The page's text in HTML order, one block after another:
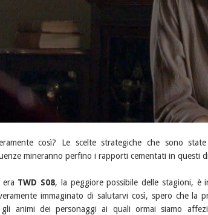
così? Le scelte strategiche che sono
mineranno perfino i rapporti cementati in questi
era TWD S08, la peggiore possibile delle stagioni, è
immaginato di salutarvi così, spero che la
gli animi dei personaggi ai quali ormai siamo